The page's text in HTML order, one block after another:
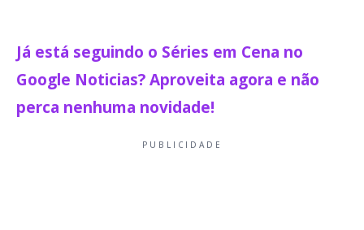
Já está seguindo o Séries em Cena no
Google Noticias? Aproveita agora e não
perca nenhuma novidade!
PUBLICIDADE